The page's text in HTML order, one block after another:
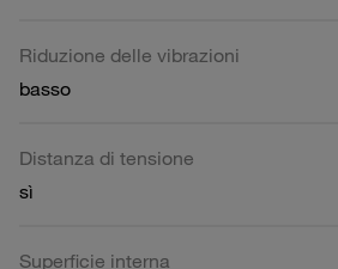
Riduzione delle vibrazioni
basso
Distanza di tensione
sì
Superficie interna